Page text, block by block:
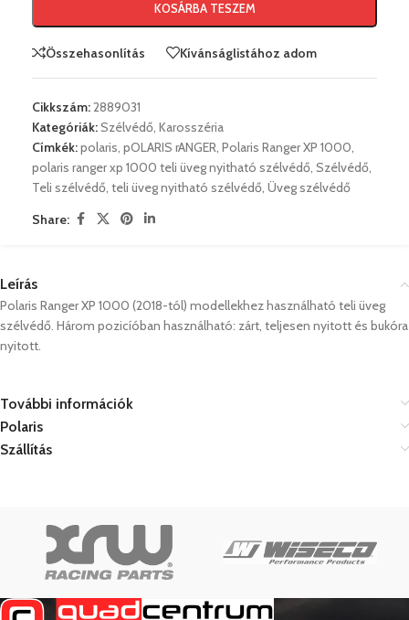
KOSÁRBA TESZEM
Összehasonlítás Kívánságlistához adom
Cikkszám:2889031
Kategóriák:Szélvédő, Karosszéria
Címkék:polaris, pOLARIS rANGER, Polaris Ranger XP 1000,
polaris ranger xp 1000 teli üveg nyitható szélvédő, Szélvédő,
Teli szélvédő, teli üveg nyitható szélvédő, Üveg szélvédő
Share:
Leírás
Polaris Ranger XP 1000 (2018-tól) modellekhez használható teli üveg
szélvédő. Három pozicíóban használható: zárt, teljesen nyitott és bukóra
nyitott.
További információk
Polaris
Szállítás